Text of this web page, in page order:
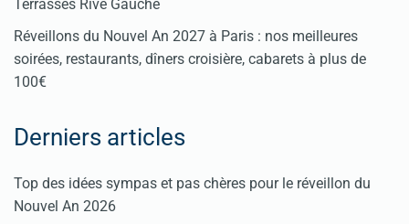
Terrasses Rive Gauche
Réveillons du Nouvel An 2027 à Paris : nos meilleures
soirées, restaurants, dîners croisière, cabarets à plus de
100€
Derniers articles
Top des idées sympas et pas chères pour le réveillon du
Nouvel An 2026